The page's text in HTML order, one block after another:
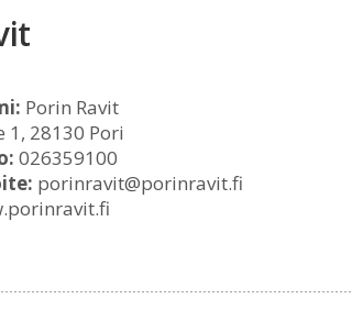
Porin Ravit
1, 28130 Pori
026359100
porinravit@porinravit.fi